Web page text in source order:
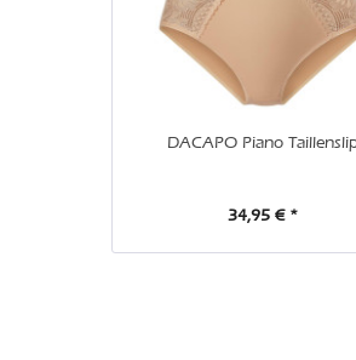
DACAPO Piano
34,95 € *